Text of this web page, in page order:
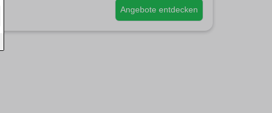
Angebote entdecken